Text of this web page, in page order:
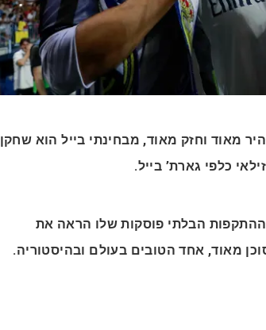
מאוד וחזק מאוד, מבחינתי בייל הוא שחקן
כלפי גארת’ בייל.
הבלתי פוסקות שלו הראה את
מאוד, אחד הטובים בעולם ובהיסטוריה.